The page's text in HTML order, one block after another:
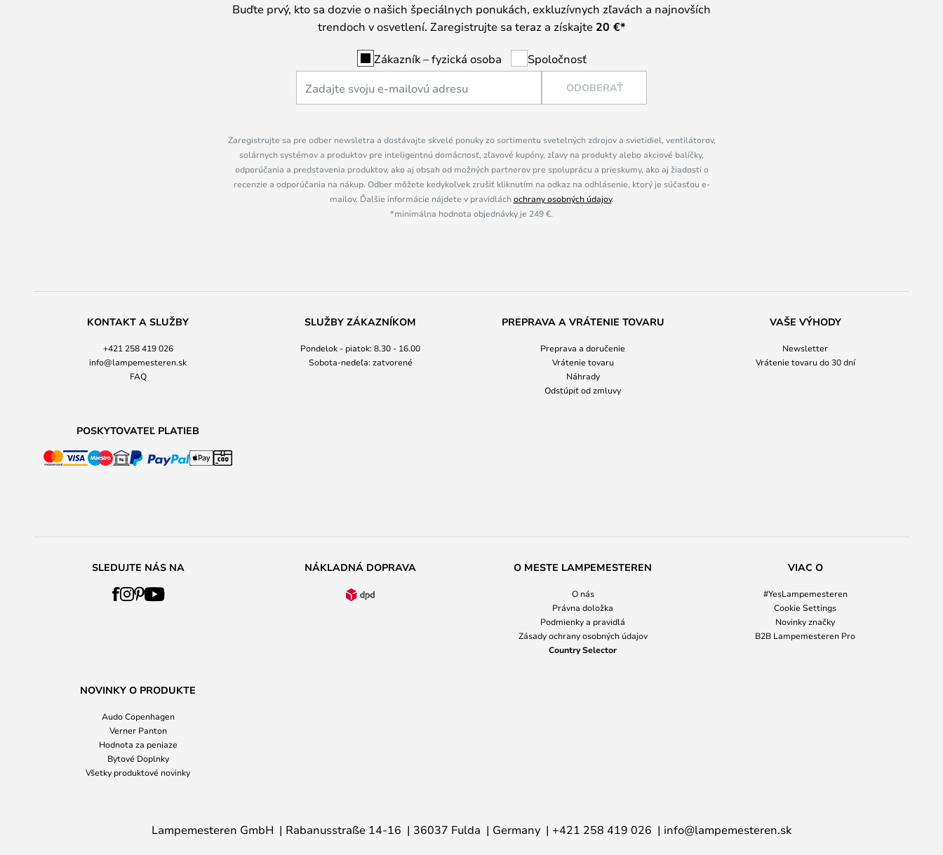
Buďte prvý, kto sa dozvie o našich špeciálnych ponukách, exkluzívnych zľavách a najnovších
trendoch v osvetlení. Zaregistrujte sa teraz a získajte 20 €*
Zákazník – fyzická osoba Spoločnosť
ODOBERAŤ
Zaregistrujte sa pre odber newsletra a dostávajte skvelé ponuky zo sortimentu svetelných zdrojov a svietidiel, ventilátorov,
solárnych systémov a produktov pre inteligentnú domácnosť, zľavové kupóny, zľavy na produkty alebo akciové balíčky,
odporúčania a predstavenia produktov, ako aj obsah od možných partnerov pre spoluprácu a prieskumy, ako aj žiadosti o
recenzie a odporúčania na nákup. Odber môžete kedykoľvek zrušiť kliknutím na odkaz na odhlásenie, ktorý je súčasťou e-
mailov. Ďalšie informácie nájdete v pravidláchochrany osobných údajov.
*minimálna hodnota objednávky je 249 €.
KONTAKT A SLUŽBY
+421 258 419 026
info@lampemesteren.sk
FAQ
SLUŽBY ZÁKAZNÍKOM
Pondelok - piatok: 8.30 - 16.00
Sobota-nedeľa: zatvorené
PREPRAVA A VRÁTENIE TOVARU
Preprava a doručenie
Vrátenie tovaru
Náhrady
Odstúpiť od zmluvy
VAŠE VÝHODY
Newsletter
Vrátenie tovaru do 30 dní
POSKYTOVATEĽ PLATIEB
SLEDUJTE NÁS NA NÁKLADNÁ DOPRAVA O MESTE LAMPEMESTEREN
O nás
Právna doložka
Podmienky a pravidlá
Zásady ochrany osobných údajov
Country Selector
VIAC O
#YesLampemesteren
Cookie Settings
Novinky značky
B2B Lampemesteren Pro
NOVINKY O PRODUKTE
Audo Copenhagen
Verner Panton
Hodnota za peniaze
Bytové Doplnky
Všetky produktové novinky
Lampemesteren GmbH Rabanusstraße 14-16 36037 Fulda Germany +421 258 419 026 info@lampemesteren.sk